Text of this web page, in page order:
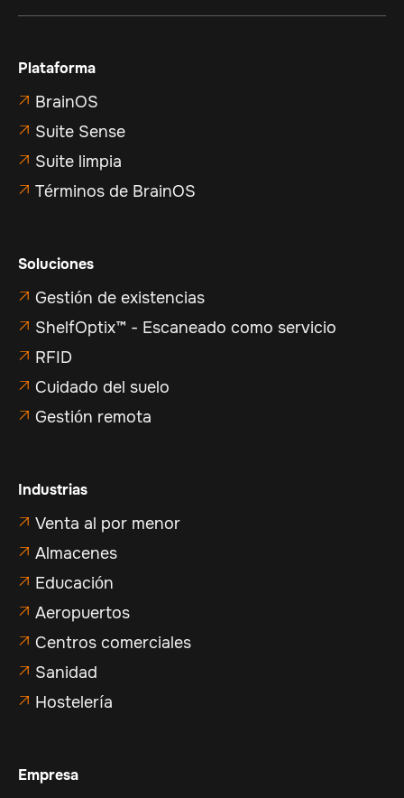
Plataforma
 BrainOS
 Suite Sense
 Suite limpia
 Términos de BrainOS
Soluciones
 Gestión de existencias
 ShelfOptix™ - Escaneado como servicio
 RFID
 Cuidado del suelo
 Gestión remota
Industrias
 Venta al por menor
 Almacenes
 Educación
 Aeropuertos
 Centros comerciales
 Sanidad
 Hostelería
Empresa